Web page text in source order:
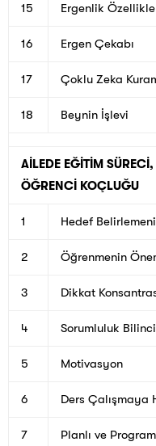
15 Ergenlik
16 Ergen Çekabı
17 Çoklu Zeka
18 Beynin İşlevi
AİLEDE EĞİTİM
ÖĞRENCİ KOÇLUĞU
1 Hedef
2 Öğrenmenin
3 Dikkat
4 Sorumluluk Bilinci
5 Motivasyon
6 Ders Çalışmaya
7 Planlı ve